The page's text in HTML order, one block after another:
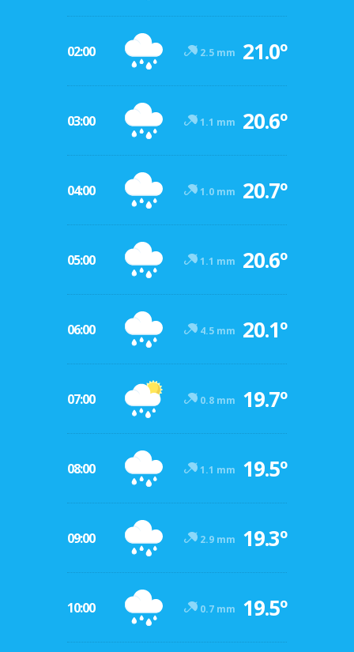
02:00 2.5 mm 21.0º
03:00 1.1 mm 20.6º
04:00 1.0 mm 20.7º
05:00 1.1 mm 20.6º
06:00 4.5 mm 20.1º
07:00 0.8 mm 19.7º
08:00 1.1 mm 19.5º
09:00 2.9 mm 19.3º
10:00 0.7 mm 19.5º